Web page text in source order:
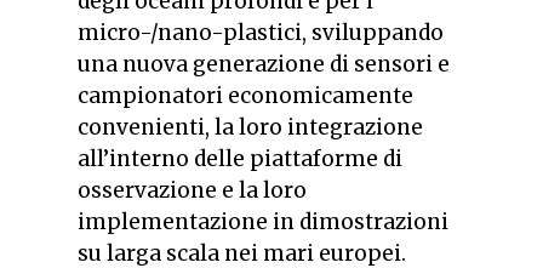
micro-/nano-plastici, sviluppando
una nuova generazione di sensori e
campionatori economicamente
convenienti, la loro integrazione
all’interno delle piattaforme di
osservazione e la loro
implementazione in dimostrazioni
su larga scala nei mari europei.